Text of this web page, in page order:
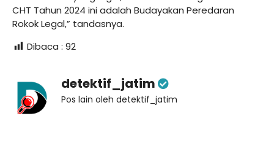
CHT Tahun 2024 ini adalah Budayakan Peredaran
Rokok Legal,” tandasnya.
Dibaca : 92
detektif_jatim
Pos lain oleh detektif_jatim